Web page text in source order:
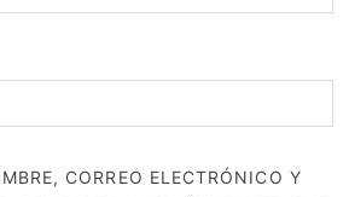
CORREO ELECTRÓNICO Y